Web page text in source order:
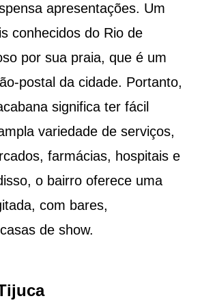
apresentações. Um
conhecidos do Rio de
por sua praia, que é um
postal da cidade. Portanto,
significa ter fácil
variedade de serviços,
farmácias, hospitais e
o bairro oferece uma
com bares,
de show.